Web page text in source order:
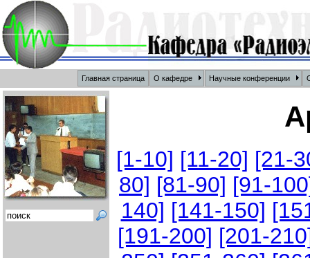
Главная страница О кафедре Научные конференции
[1-10] [11-20] [21-
80] [81-90] [91-
140] [141-150]
[191-200] [201-